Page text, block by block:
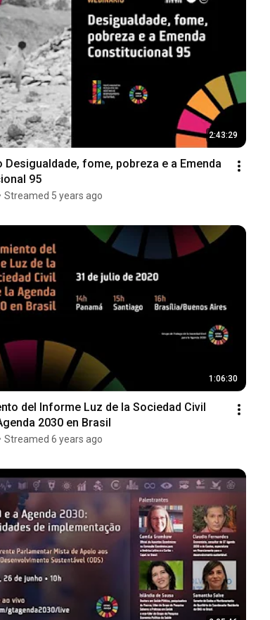
2:43:29
Desigualdade, fome, pobreza e a Emenda
95
Streamed 5 years ago
1:06:30
del Informe Luz de la Sociedad Civil
2030 en Brasil
Streamed 6 years ago